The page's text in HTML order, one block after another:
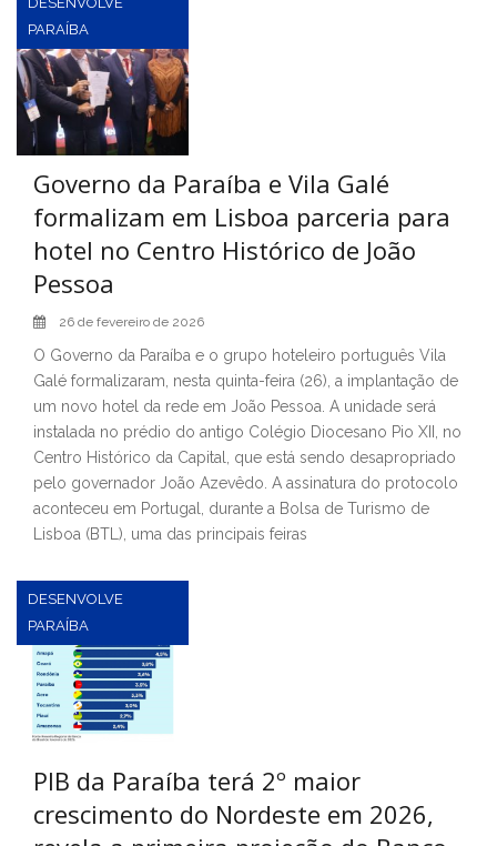
PARAÍBA
Governo da Paraíba e Vila Galé
formalizam em Lisboa parceria para
hotel no Centro Histórico de João
Pessoa
26 de fevereiro de 2026
O Governo da Paraíba e o grupo hoteleiro português Vila
Galé formalizaram, nesta quinta-feira (26), a implantação de
um novo hotel da rede em João Pessoa. A unidade será
instalada no prédio do antigo Colégio Diocesano Pio XII, no
Centro Histórico da Capital, que está sendo desapropriado
pelo governador João Azevêdo. A assinatura do protocolo
aconteceu em Portugal, durante a Bolsa de Turismo de
Lisboa (BTL), uma das principais feiras
DESENVOLVE
PARAÍBA
PIB da Paraíba terá 2º maior
crescimento do Nordeste em 2026,